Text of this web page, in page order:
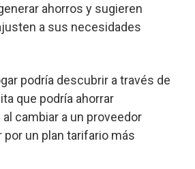
ahorros y sugieren
a sus necesidades
podría descubrir a través de
que podría ahorrar
cambiar a un proveedor
un plan tarifario más